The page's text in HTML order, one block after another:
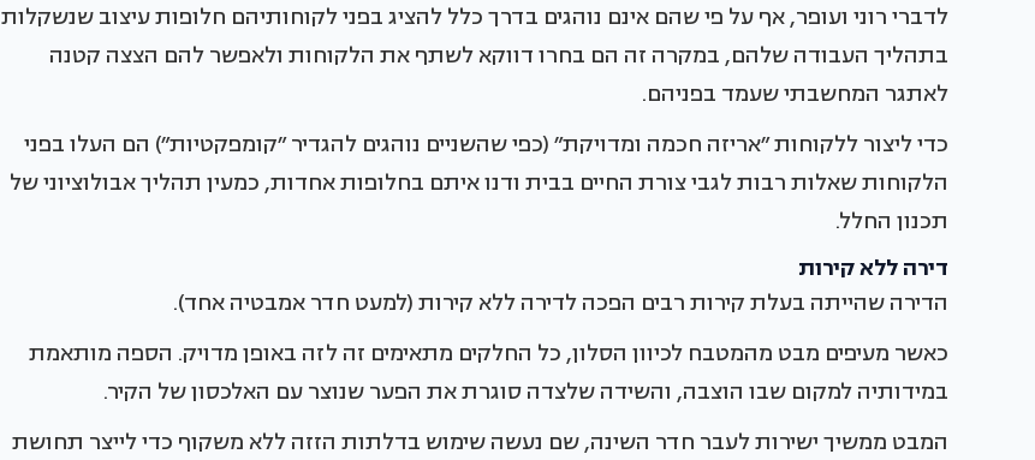
לדברי רוני ועופר, אף על פי שהם אינם נוהגים בדרך כלל להציג בפני לקוחותיהם חלופות עיצוב שנשקלות
בתהליך העבודה שלהם, במקרה זה הם בחרו דווקא לשתף את הלקוחות ולאפשר להם הצצה קטנה
לאתגר המחשבתי שעמד בפניהם.
כדי ליצור ללקוחות ״אריזה חכמה ומדויקת״ (כפי שהשניים נוהגים להגדיר ״קומפקטיות״) הם העלו בפני
הלקוחות שאלות רבות לגבי צורת החיים בבית ודנו איתם בחלופות אחדות, כמעין תהליך אבולוציוני של
תכנון החלל.
דירה ללא קירות
הדירה שהייתה בעלת קירות רבים הפכה לדירה ללא קירות (למעט חדר אמבטיה אחד).
כאשר מעיפים מבט מהמטבח לכיוון הסלון, כל החלקים מתאימים זה לזה באופן מדויק. הספה מותאמת
במידותיה למקום שבו הוצבה, והשידה שלצדה סוגרת את הפער שנוצר עם האלכסון של הקיר.
המבט ממשיך ישירות לעבר חדר השינה, שם נעשה שימוש בדלתות הזזה ללא משקוף כדי לייצר תחושת